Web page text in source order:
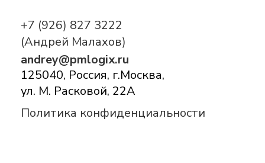
+7 (926) 827 3222
(Андрей Малахов)
andrey@pmlogix.ru
125040, Россия, г.Москва,
ул. М. Расковой, 22А
Политика конфиденциальности